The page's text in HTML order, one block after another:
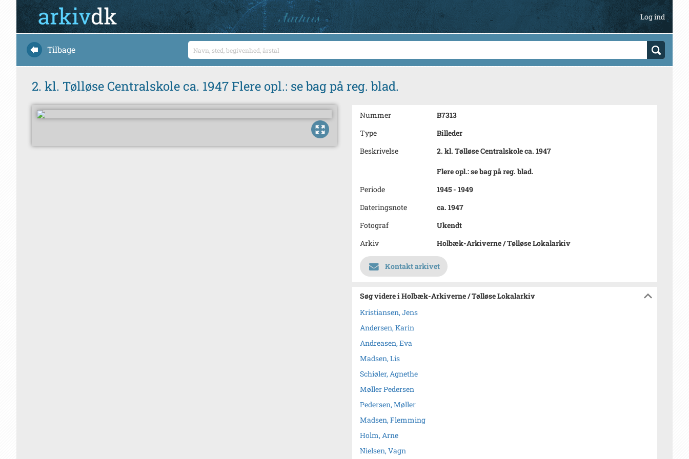
Log ind
Tilbage
2. kl. Tølløse Centralskole ca. 1947 Flere opl.: se bag på reg. blad.
Nummer
B7313
Type
Billeder
Beskrivelse
2. kl. Tølløse Centralskole ca. 1947
Flere opl.: se bag på reg. blad.
Periode
1945 - 1949
Dateringsnote
ca. 1947
Fotograf
Ukendt
Arkiv
Holbæk-Arkiverne / Tølløse Lokalarkiv
Kontakt arkivet
Søg videre i Holbæk-Arkiverne / Tølløse Lokalarkiv
Kristiansen, Jens
Andersen, Karin
Andreasen, Eva
Madsen, Lis
Schiøler, Agnethe
Møller Pedersen
Pedersen, Møller
Madsen, Flemming
Holm, Arne
Nielsen, Vagn